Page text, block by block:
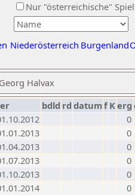
Nur "österreichische"
Niederösterreich Burgenland
Halvax
bdld rd datumf Kerg
0
0
0
0
0
0